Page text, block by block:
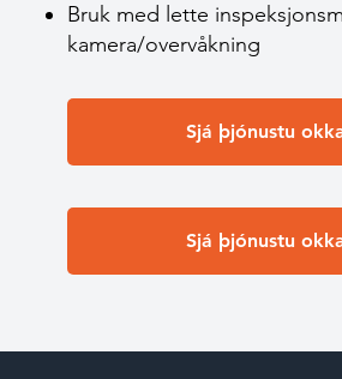
Bruk med lette
kamera/overvåkning
Sjá þjónustu
Sjá þjónustu